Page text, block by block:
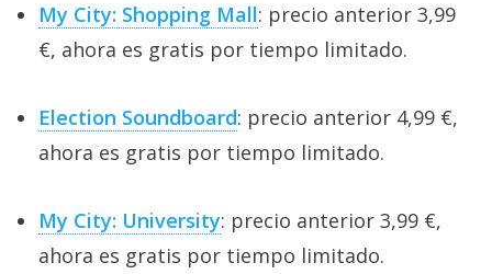
My City: Shopping Mall: precio anterior 3,99
€, ahora es gratis por tiempo limitado.
Election Soundboard: precio anterior 4,99 €,
ahora es gratis por tiempo limitado.
My City: University: precio anterior 3,99 €,
ahora es gratis por tiempo limitado.